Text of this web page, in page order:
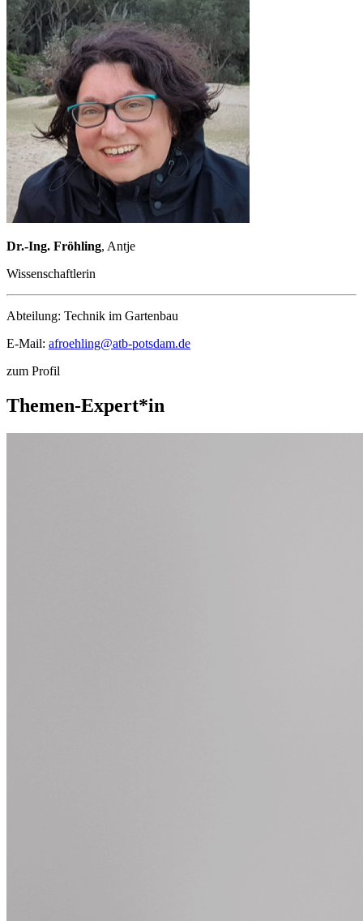
Dr.-Ing. Fröhling, Antje
Wissenschaftlerin
Abteilung: Technik im Gartenbau
E-Mail: afroehling@atb-potsdam.de
zum Profil
Themen-Expert*in